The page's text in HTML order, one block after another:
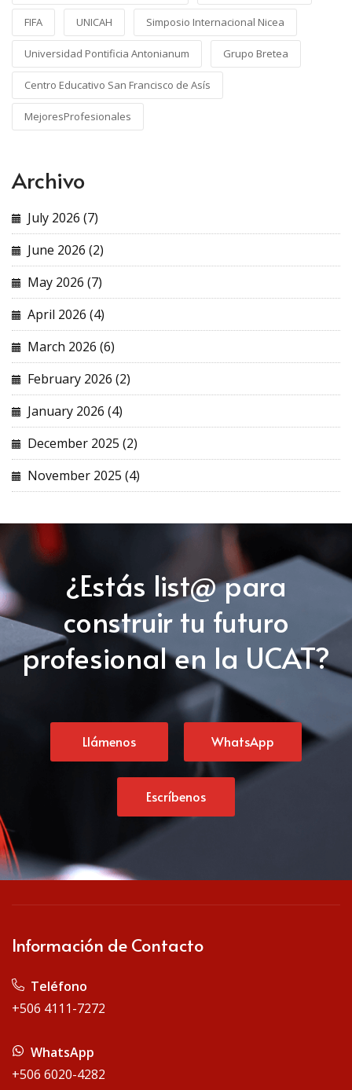
FIFA UNICAH Simposio Internacional Nicea
Universidad Pontificia Antonianum Grupo Bretea
Centro Educativo San Francisco de Asís
MejoresProfesionales
Archivo
July 2026 (7)
June 2026 (2)
May 2026 (7)
April 2026 (4)
March 2026 (6)
February 2026 (2)
January 2026 (4)
December 2025 (2)
November 2025 (4)
¿Estás list@ para
construir tu futuro
profesional en la UCAT?
Llámenos WhatsApp
Escríbenos
Información de Contacto
Teléfono
+506 4111-7272
WhatsApp
+506 6020-4282